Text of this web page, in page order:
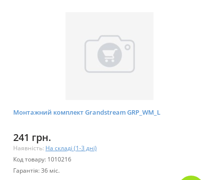
Монтажний комплект Grandstream GRP_WM_L
241 грн.
Наявність: На складі (1-3 дні)
Код товару: 1010216
Гарантія: 36 міс.